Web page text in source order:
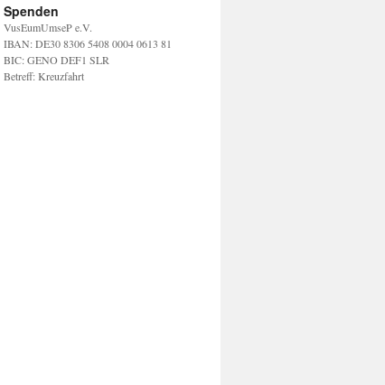
Spenden
VusEumUmseP e.V.
IBAN: DE30 8306 5408 0004 0613 81
BIC: GENO DEF1 SLR
Betreff: Kreuzfahrt